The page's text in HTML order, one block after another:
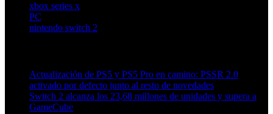
xbox series x
PC
nintendo switch 2
Actualización de PS5 y PS5 Pro en camino: PSSR 2.0
activado por defecto junto al resto de novedades
Switch 2 alcanza los 23,68 millones de unidades y supera a
GameCube